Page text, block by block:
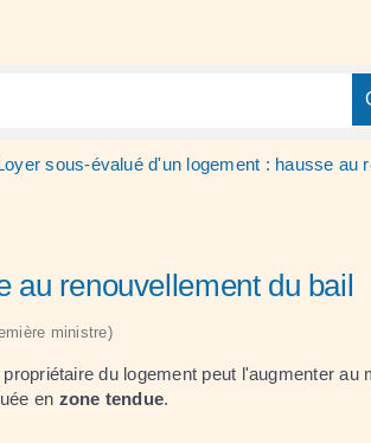
sous-évalué d'un logement : hausse au
au renouvellement du bail
ministre)
du logement peut l'augmenter
en zone tendue.